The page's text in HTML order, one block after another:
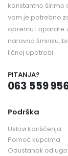
konstantno širimo
vam je potrebno
opremu i aparate
naravno šminku,
ličnoj upotrebi.
PITANJA?
063 559
Podrška
Uslovi korišćenja
Pomoć kupcima
Odustanak od